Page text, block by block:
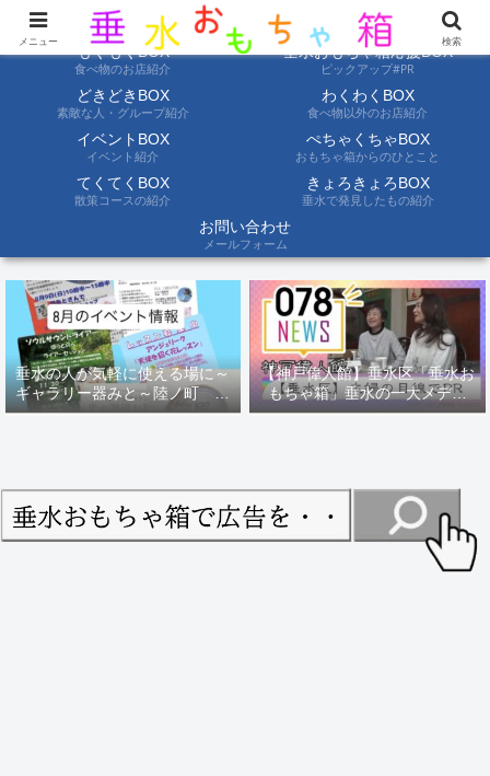
ようこそ垂水おもちゃ箱へ。垂水の情報を自分たちの目でみて聞いて伝えます
もぐもぐBOX
食べ物のお店紹介
垂水おもちゃ箱応援BOX
ピックアップ#PR
どきどきBOX
素敵な人・グループ紹介
わくわくBOX
食べ物以外のお店紹介
イベントBOX
イベント紹介
ぺちゃくちゃBOX
おもちゃ箱からのひとこと
てくてくBOX
散策コースの紹介
きょろきょろBOX
垂水で発見したもの紹介
お問い合わせ
メールフォーム
垂水の人が気軽に使える場に～
ギャラリー器みと～陸ノ町 ８
月のイベント情報
【神戸偉人館】垂水区「垂水お
もちゃ箱」垂水の一大メディ
ア！？｜神戸の魅力を凸インタ
メニュー 検索